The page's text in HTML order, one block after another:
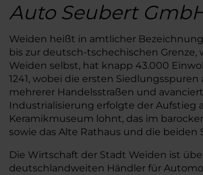
Auto Seubert
Weiden heißt in amtlicher
bis zur deutsch-tschechischen
Weiden selbst, hat knapp 43.000
1241, wobei die ersten
mehrerer Handelsstraßen und
Industrialisierung erfolgte der Aufstieg
Keramikmuseum lohnt, das im
sowie das Alte Rathaus und die
Die Wirtschaft der Stadt Weiden ist
deutschlandweiten Händler für